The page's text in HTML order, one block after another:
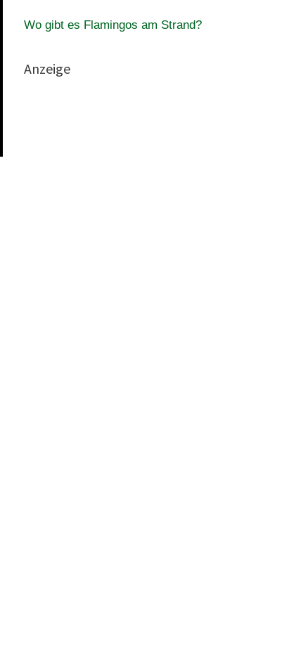
Wo gibt es Flamingos am Strand?
Anzeige